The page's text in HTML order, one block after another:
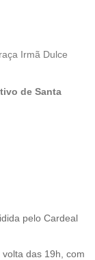
Irmã Dulce
de Santa
pelo Cardeal
das 19h, com